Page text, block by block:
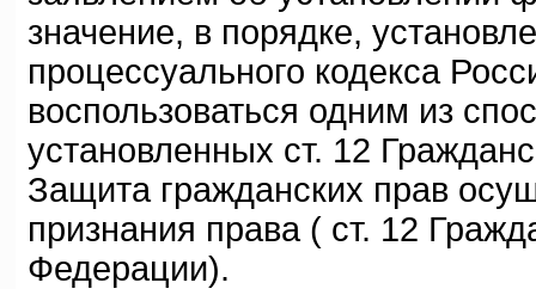
значение, в порядке,
процессуального кодекса
воспользоваться одним из
установленных ст. 12
Защита гражданских прав
признания права ( ст. 12
Федерации).